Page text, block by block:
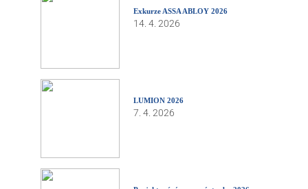
Exkurze ASSA ABLOY 2026
14. 4. 2026
LUMION 2026
7. 4. 2026